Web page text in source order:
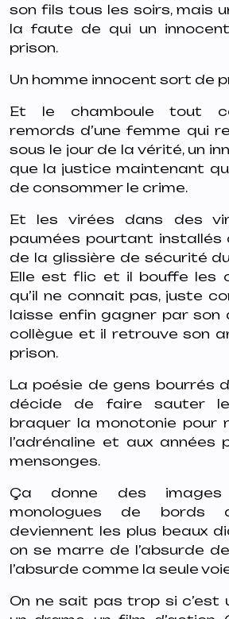
son fils tous les soirs, mais
la faute de qui un
prison.
Un homme innocent sort de
Et le chamboule tout
remords d’une femme qui
sous le jour de la vérité, un
que la justice maintenant
de consommer le crime.
Et les virées dans des
paumées pourtant installés
de la glissière de sécurité
Elle est flic et il bouffe les
qu’il ne connait pas, juste
laisse enfin gagner par son
collègue et il retrouve son
prison.
La poésie de gens bourrés
décide de faire sauter
braquer la monotonie pour
l’adrénaline et aux années
mensonges.
Ça donne des images
monologues de bords
deviennent les plus beaux
on se marre de l’absurde
l’absurde comme la seule
On ne sait pas trop si c’est